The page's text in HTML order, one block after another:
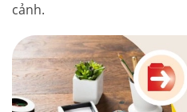
cảnh.